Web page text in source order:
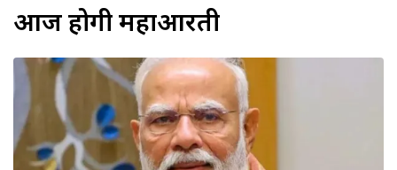
आज होगी महाआरती